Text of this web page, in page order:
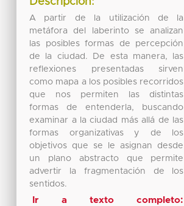
A partir de la utilización de la
metáfora del laberinto se analizan
las posibles formas de percepción
de la ciudad. De esta manera, las
reflexiones presentadas sirven
como mapa a los posibles recorridos
que nos permiten las distintas
formas de entenderla, buscando
examinar a la ciudad más allá de las
formas organizativas y de los
objetivos que se le asignan desde
un plano abstracto que permite
advertir la fragmentación de los
sentidos.
Ir a texto completo: